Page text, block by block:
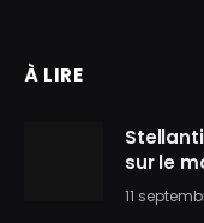
À LIRE
sur le
11